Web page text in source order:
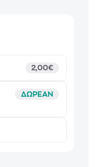
2,00€
ΔΩΡΕΑΝ